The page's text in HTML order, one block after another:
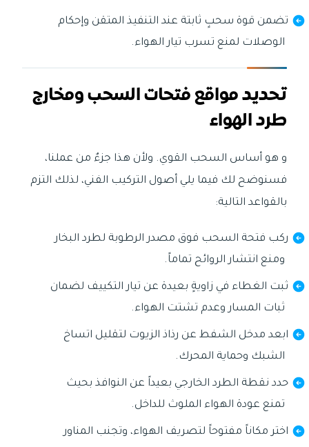
تضمن قوة سحبٍ ثابتة عند التنفيذ المتقن وإحكام
الوصلات لمنع تسرب تيار الهواء.
تحديد مواقع فتحات السحب ومخارج
طرد الهواء
و هو أساس السحب القوي. ولأن هذا جزءٌ من عملنا،
فسنوضح لك فيما يلي أصول التركيب الفني، لذلك التزم
بالقواعد التالية:
ركب فتحة السحب فوق مصدر الرطوبة لطرد البخار
ومنع انتشار الروائح تماماً.
ثبت الغطاء في زاويةٍ بعيدة عن تيار التكييف لضمان
ثبات المسار وعدم تشتت الهواء.
ابعد مدخل الشفط عن رذاذ الزيوت لتقليل اتساخ
الشبك وحماية المحرك.
حدد نقطة الطرد الخارجي بعيداً عن النوافذ بحيث
تمنع عودة الهواء الملوث للداخل.
اختر مكاناً مفتوحاً لتصريف الهواء، وتجنب المناور